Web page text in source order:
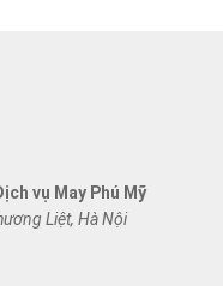
vụ May Phú Mỹ
Liệt, Hà Nội